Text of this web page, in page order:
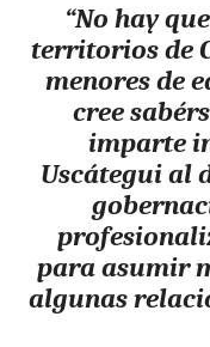
“No hay
territorios de
menores de
cree
imparte
Uscátegui al
para asumir
algunas